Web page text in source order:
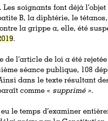
Les soignants font déjà
B, la diphtérie, le
la grippe a, elle, été
.
l’article de loi a été
séance publique, 108
dans le texte résultant
comme «supprimé ».
le temps d’examiner